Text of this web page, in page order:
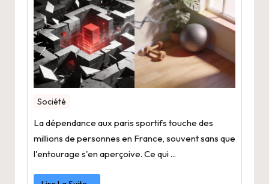
Société
La dépendance aux paris sportifs touche des
millions de personnes en France, souvent sans que
l'entourage s'en aperçoive. Ce qui ...